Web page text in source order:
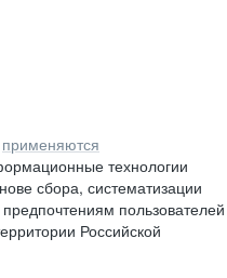
применяются
технологии
сбора, систематизации
пользователей
Российской